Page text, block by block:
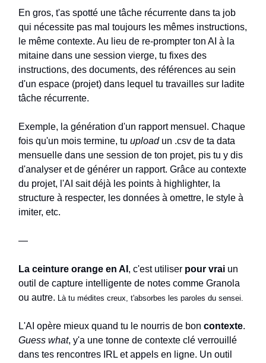
En gros, t'as spotté une tâche récurrente dans ta job
qui nécessite pas mal toujours les mêmes instructions,
le même contexte. Au lieu de re-prompter ton AI à la
mitaine dans une session vierge, tu fixes des
instructions, des documents, des références au sein
d'un espace (projet) dans lequel tu travailles sur ladite
tâche récurrente.
Exemple, la génération d'un rapport mensuel. Chaque
fois qu'un mois termine, tu uploadun .csv de ta data
mensuelle dans une session de ton projet, pis tu y dis
d'analyser et de générer un rapport. Grâce au contexte
du projet, l'AI sait déjà les points à highlighter, la
structure à respecter, les données à omettre, le style à
imiter, etc.
—
La ceinture orange en AI , c'est utiliser pour vrai un
outil de capture intelligente de notes comme Granola
ou autre. Là tu médites creux, t'absorbes les paroles du sensei.
L'AI opère mieux quand tu le nourris de bon contexte.
Guess what, y'a une tonne de contexte clé verrouillé
dans tes rencontres IRL et appels en ligne. Un outil